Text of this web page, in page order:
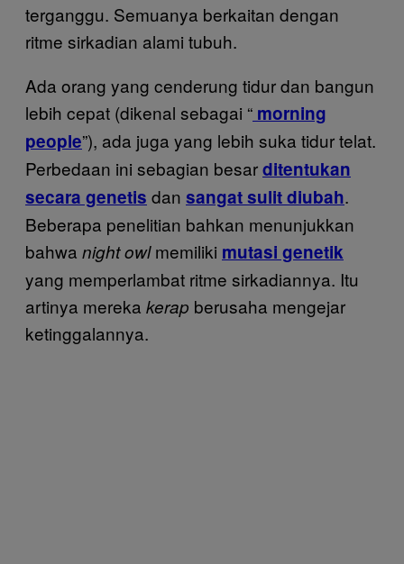
terganggu. Semuanya berkaitan dengan
ritme sirkadian alami tubuh.
Ada orang yang cenderung tidur dan bangun
lebih cepat (dikenal sebagai “ morning
people”), ada juga yang lebih suka tidur telat.
Perbedaan ini sebagian besarditentukan
secara genetis dan sangat sulit diubah.
Beberapa penelitian bahkan menunjukkan
bahwa night owlmemiliki mutasi genetik
yang memperlambat ritme sirkadiannya. Itu
artinya mereka kerap berusaha mengejar
ketinggalannya.